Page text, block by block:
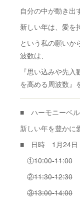
自分の中が動き出
新しい年は、愛を
という私の願いか
波数は、
『思い込みや先
を高める周波数』
■ ハーモニーベ
新しい年を豊かに
■ 日時 1月24日
①10:00-11:00
②11:30-12:30
③13:00-14:00